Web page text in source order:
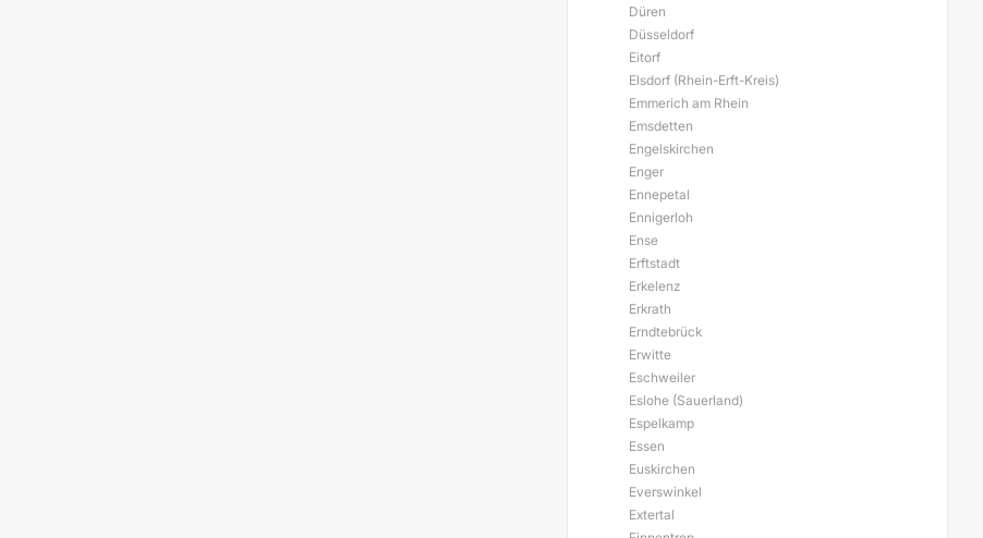
Düren
Düsseldorf
Eitorf
Elsdorf (Rhein-Erft-Kreis)
Emmerich am Rhein
Emsdetten
Engelskirchen
Enger
Ennepetal
Ennigerloh
Ense
Erftstadt
Erkelenz
Erkrath
Erndtebrück
Erwitte
Eschweiler
Eslohe (Sauerland)
Espelkamp
Essen
Euskirchen
Everswinkel
Extertal